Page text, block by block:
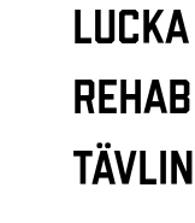
Lucka